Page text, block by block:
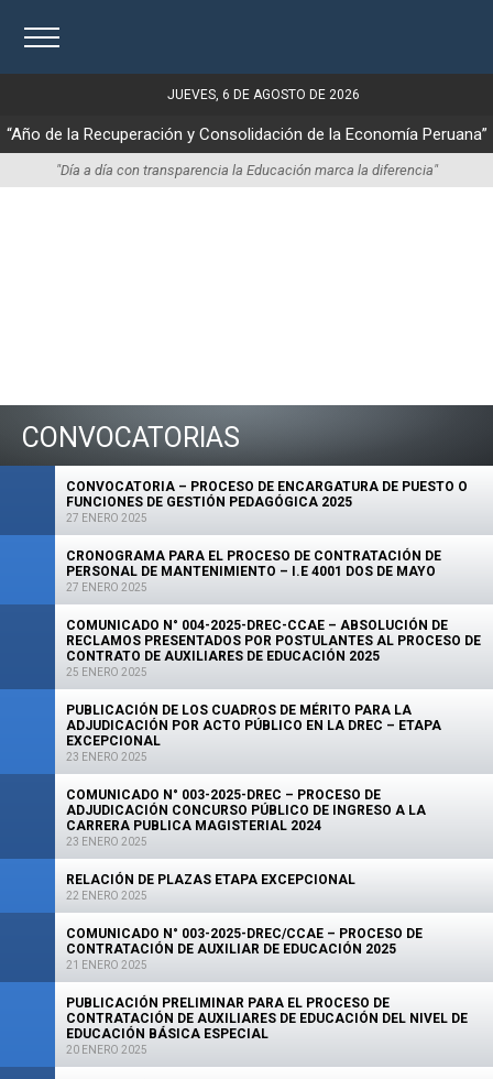
JUEVES, 6 DE AGOSTO DE 2026
“Año de la Recuperación y Consolidación de la Economía Peruana”
"Día a día con transparencia la Educación marca la diferencia"
CONVOCATORIAS
CONVOCATORIA – PROCESO DE ENCARGATURA DE PUESTO O
FUNCIONES DE GESTIÓN PEDAGÓGICA 2025
27 ENERO 2025
CRONOGRAMA PARA EL PROCESO DE CONTRATACIÓN DE
PERSONAL DE MANTENIMIENTO – I.E 4001 DOS DE MAYO
27 ENERO 2025
COMUNICADO N° 004-2025-DREC-CCAE – ABSOLUCIÓN DE
RECLAMOS PRESENTADOS POR POSTULANTES AL PROCESO DE
CONTRATO DE AUXILIARES DE EDUCACIÓN 2025
25 ENERO 2025
PUBLICACIÓN DE LOS CUADROS DE MÉRITO PARA LA
ADJUDICACIÓN POR ACTO PÚBLICO EN LA DREC – ETAPA
EXCEPCIONAL
23 ENERO 2025
COMUNICADO N° 003-2025-DREC – PROCESO DE
ADJUDICACIÓN CONCURSO PÚBLICO DE INGRESO A LA
CARRERA PUBLICA MAGISTERIAL 2024
23 ENERO 2025
RELACIÓN DE PLAZAS ETAPA EXCEPCIONAL
22 ENERO 2025
COMUNICADO N° 003-2025-DREC/CCAE – PROCESO DE
CONTRATACIÓN DE AUXILIAR DE EDUCACIÓN 2025
21 ENERO 2025
PUBLICACIÓN PRELIMINAR PARA EL PROCESO DE
CONTRATACIÓN DE AUXILIARES DE EDUCACIÓN DEL NIVEL DE
EDUCACIÓN BÁSICA ESPECIAL
20 ENERO 2025